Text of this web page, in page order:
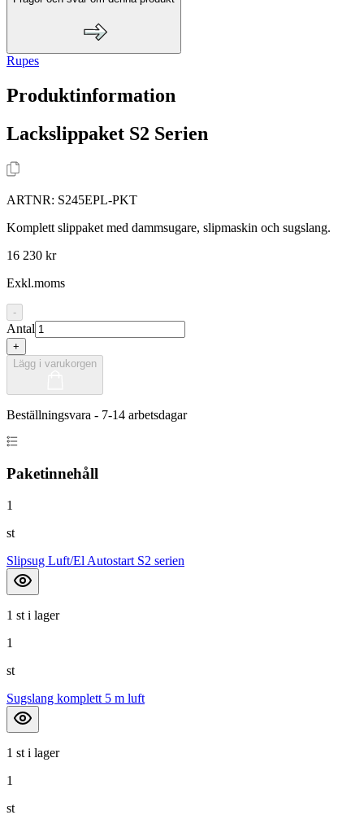
Rupes
Produktinformation
Lackslippaket S2 Serien
ARTNR: S245EPL-PKT
Komplett slippaket med dammsugare, slipmaskin och sugslang.
16 230 kr
Exkl.moms
-
Antal
+
Lägg i varukorgen
Beställningsvara - 7-14 arbetsdagar
Paketinnehåll
1
st
Slipsug Luft/El Autostart S2 serien
1 st i lager
1
st
Sugslang komplett 5 m luft
1 st i lager
1
st